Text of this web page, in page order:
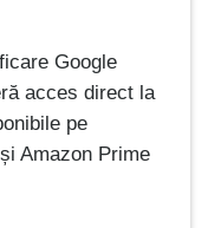
Google
acces direct la
pe
Amazon Prime